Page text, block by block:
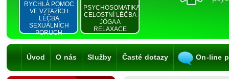
RYCHLÁ POMOC
VE VZTAZÍCH
LÉČBA
SEXUÁLNÍCH
PORUCH
PSYCHOSOMATIKA
CELOSTNÍ LÉČBA
JÓGA A
RELAXACE
Úvod O nás Služby Časté dotazy On-line